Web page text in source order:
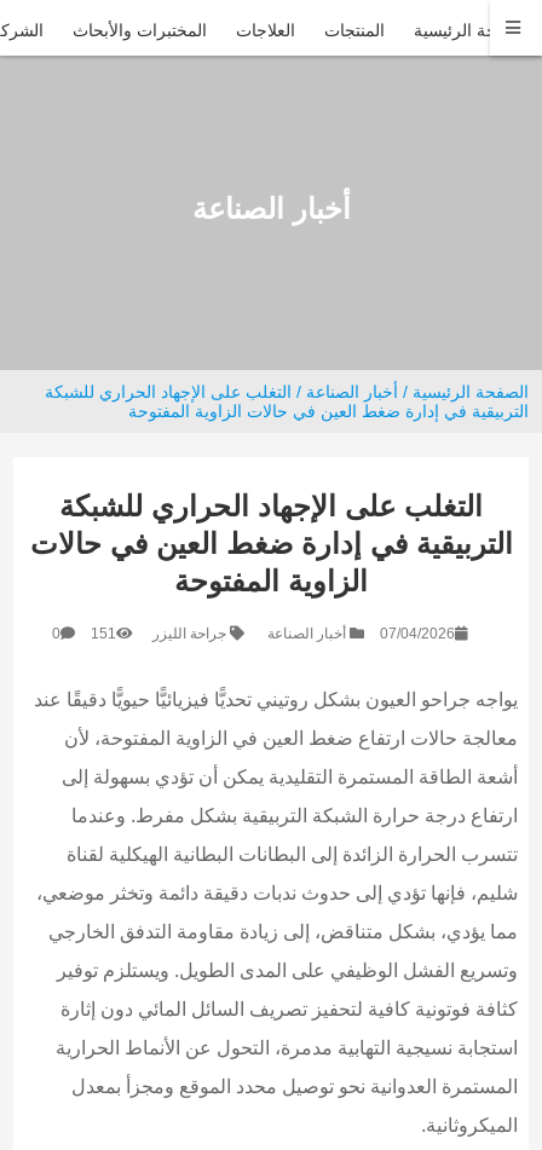
الصفحة الرئيسية المنتجات العلاجات المختبرات والأبحاث
أخبار الصناعة
الصفحة الرئيسية / أخبار الصناعة / التغلب على الإجهاد الحراري للشبكة
التربيقية في إدارة ضغط العين في حالات الزاوية المفتوحة
التغلب على الإجهاد الحراري للشبكة
التربيقية في إدارة ضغط العين في حالات
الزاوية المفتوحة
07/04/2026 أخبار الصناعة جراحة الليزر 151
0
يواجه جراحو العيون بشكل روتيني تحديًّا فيزيائيًّا حيويًّا دقيقًا عند
معالجة حالات ارتفاع ضغط العين في الزاوية المفتوحة، لأن
أشعة الطاقة المستمرة التقليدية يمكن أن تؤدي بسهولة إلى
ارتفاع درجة حرارة الشبكة التربيقية بشكل مفرط. وعندما
تتسرب الحرارة الزائدة إلى البطانات البطانية الهيكلية لقناة
شليم، فإنها تؤدي إلى حدوث ندبات دقيقة دائمة وتخثر موضعي،
مما يؤدي، بشكل متناقض، إلى زيادة مقاومة التدفق الخارجي
وتسريع الفشل الوظيفي على المدى الطويل. ويستلزم توفير
كثافة فوتونية كافية لتحفيز تصريف السائل المائي دون إثارة
استجابة نسيجية التهابية مدمرة، التحول عن الأنماط الحرارية
المستمرة العدوانية نحو توصيل محدد الموقع ومجزأ بمعدل
الميكروثانية.